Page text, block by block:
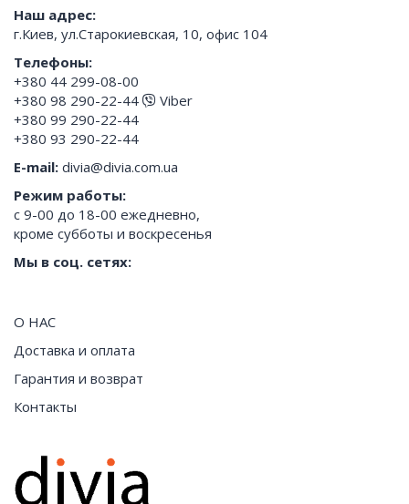
О НАС
Доставка и оплата
Гарантия и возврат
Контакты
Наш адрес:
г.Киев, ул.Старокиевская, 10, офис 104
Телефоны:
+380 44 299-08-00
+380 98 290-22-44
Viber
+380 99 290-22-44
+380 93 290-22-44
E-mail: divia@divia.com.ua
Режим работы:
с 9-00 до 18-00 ежедневно,
кроме субботы и воскресенья
Мы в соц. сетях: